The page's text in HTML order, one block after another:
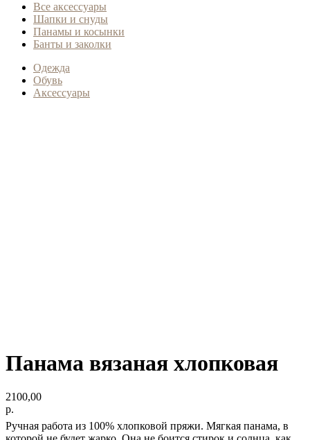
Все аксессуары
Шапки и снуды
Панамы и косынки
Банты и заколки
Одежда
Обувь
Аксессуары
Панама вязаная хлопковая
2100,00
р.
Ручная работа из 100% хлопковой пряжи. Мягкая панама, в